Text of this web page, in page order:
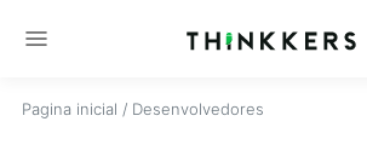
menu
Pagina inicial / Desenvolvedores